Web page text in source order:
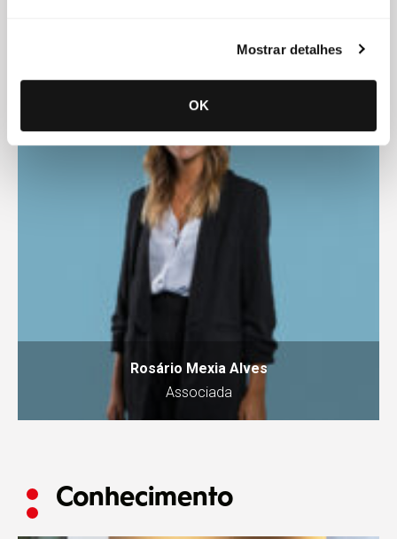
Mostrar detalhes
OK
Rosário Mexia Alves
Associada
Conhecimento